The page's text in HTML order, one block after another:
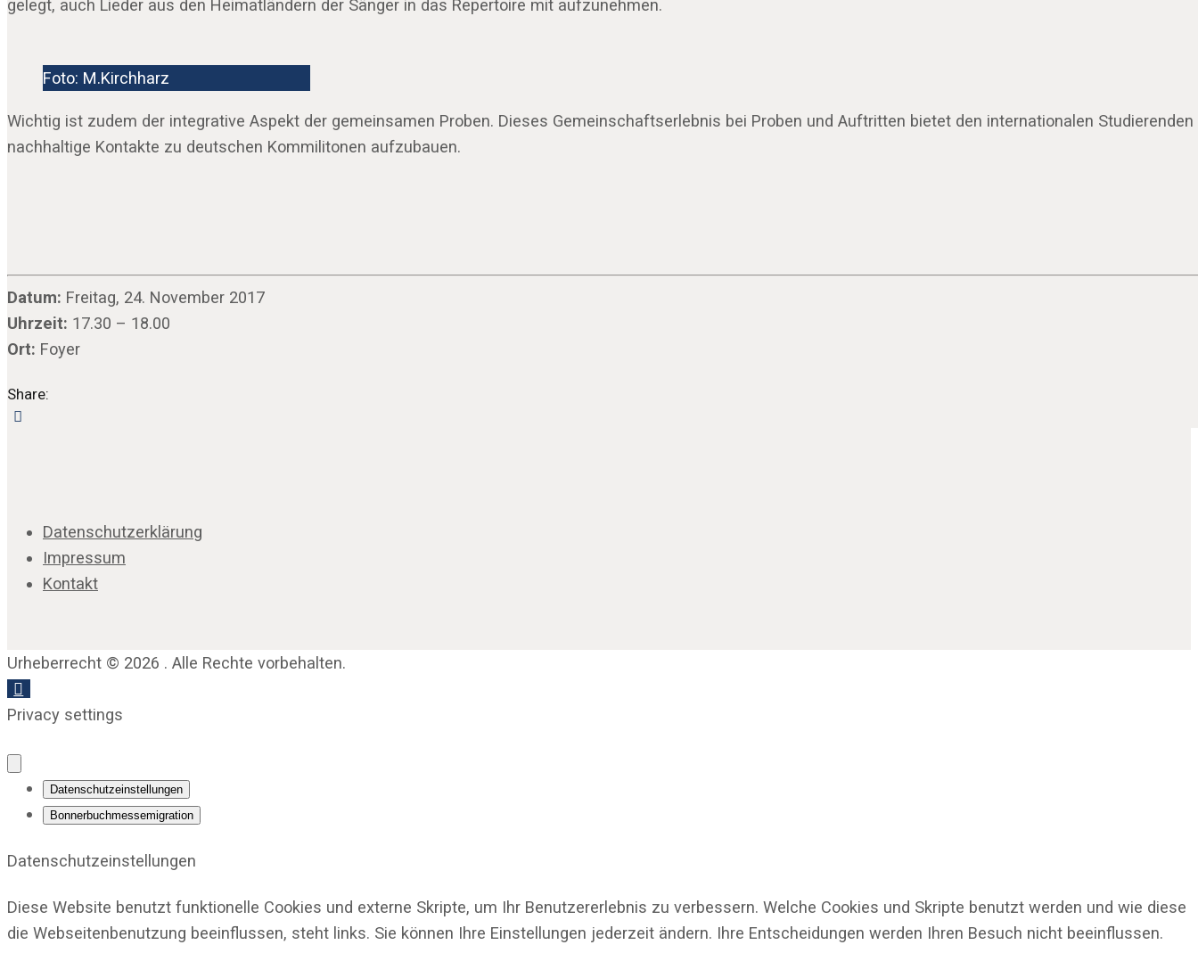
gelegt, auch Lieder aus den Heimatländern der Sänger in das Repertoire mit aufzunehmen.
Foto: M.Kirchharz
Wichtig ist zudem der integrative Aspekt der gemeinsamen Proben. Dieses Gemeinschaftserlebnis bei Proben und Auftritten bietet den internationalen
nachhaltige Kontakte zu deutschen Kommilitonen aufzubauen.
Datum: Freitag, 24. November 2017
Uhrzeit: 17.30 – 18.00
Ort: Foyer
Share:
Datenschutzerklärung
Impressum
Kontakt
Urheberrecht © 2026 . Alle Rechte vorbehalten.
Privacy settings
Datenschutzeinstellungen
Bonnerbuchmessemigration
Datenschutzeinstellungen
Diese Website benutzt funktionelle Cookies und externe Skripte, um Ihr Benutzererlebnis zu verbessern. Welche Cookies und Skripte benutzt werden und wie diese
die Webseitenbenutzung beeinflussen, steht links. Sie können Ihre Einstellungen jederzeit ändern. Ihre Entscheidungen werden Ihren Besuch nicht beeinflussen.